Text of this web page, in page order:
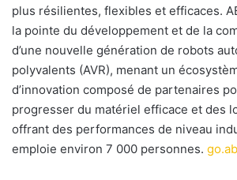
plus résilientes, flexibles et efficaces.
la pointe du développement et de la
d’une nouvelle génération de robots
polyvalents (AVR), menant un
d’innovation composé de partenaires
progresser du matériel efficace et des
offrant des performances de niveau
emploie environ 7 000 personnes.